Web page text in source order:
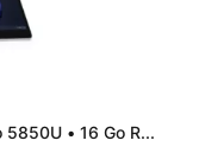
• 16 Go R...